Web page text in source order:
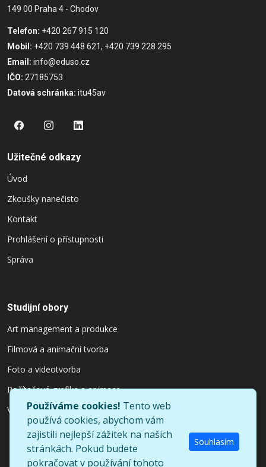
149 00 Praha 4 - Chodov
Telefon: +420 267 915 120
Mobil: +420 739 448 621, +420 739 228 295
Email: info@eduso.cz
IČO: 27185753
Datová schránka: itu45av
Užitečné odkazy
Úvod
Zkoušky nanečisto
Kontakt
Prohlášení o přístupnosti
Správa
Studijní obory
Art management a produkce
Filmová a animační tvorba
Foto a videotvorba
Počítačová grafika a animace
Výtvarnictví a užitý design
Používáme cookies! Tento web
používá cookies, abychom vám
zajistili nejlepší zážitek na našich
stránkách. Pokud budete
pokračovat v používání tohoto
Souhlasím